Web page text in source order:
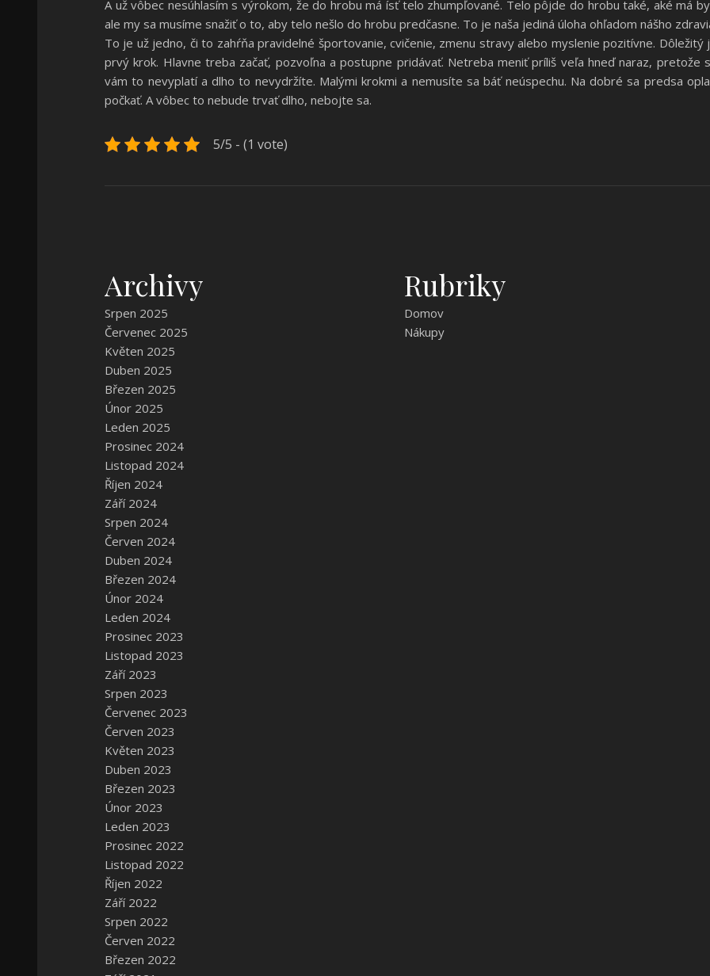
A už vôbec nesúhlasím s výrokom, že do hrobu má ísť telo zhumpľované. Telo pôjde do hrobu také, aké má
ale my sa musíme snažiť o to, aby telo nešlo do hrobu predčasne. To je naša jediná úloha ohľadom nášho
To je už jedno, či to zahŕňa pravidelné športovanie, cvičenie, zmenu stravy alebo myslenie pozitívne. Dôležitý
prvý krok. Hlavne treba začať, pozvoľna a postupne pridávať. Netreba meniť príliš veľa hneď naraz, pretože
vám to nevyplatí a dlho to nevydržíte. Malými krokmi a nemusíte sa báť neúspechu. Na dobré sa predsa
počkať. A vôbec to nebude trvať dlho, nebojte sa.
5/5 - (1 vote)
Archivy
Srpen 2025
Červenec 2025
Květen 2025
Duben 2025
Březen 2025
Únor 2025
Leden 2025
Prosinec 2024
Listopad 2024
Říjen 2024
Září 2024
Srpen 2024
Červen 2024
Duben 2024
Březen 2024
Únor 2024
Leden 2024
Prosinec 2023
Listopad 2023
Září 2023
Srpen 2023
Červenec 2023
Červen 2023
Květen 2023
Duben 2023
Březen 2023
Únor 2023
Leden 2023
Prosinec 2022
Listopad 2022
Říjen 2022
Září 2022
Srpen 2022
Červen 2022
Březen 2022
Rubriky
Domov
Nákupy